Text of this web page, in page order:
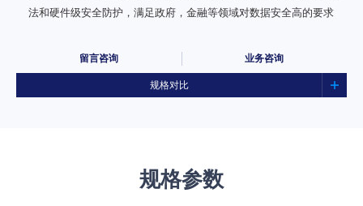
法和硬件级安全防护，满足政府，金融等领域对数据安全高的要求
留言咨询 业务咨询
规格对比
规格参数